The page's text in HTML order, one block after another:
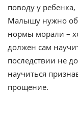
поводу у
Малышу нужно
нормы морали –
должен сам
последствии не
научиться
прощение.